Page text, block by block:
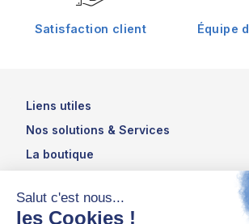
Satisfaction client
Équipe
Liens utiles
Nos solutions & Services
La boutique
Inscrivez vous à notre newsletter et
dernières actualités et offres du